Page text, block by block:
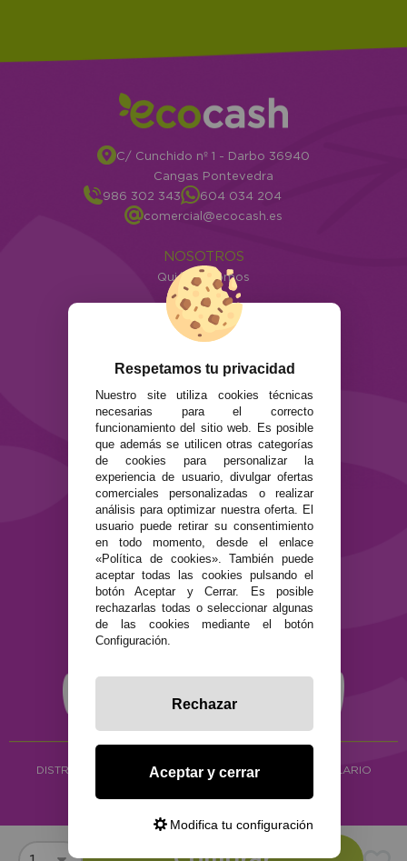
C/ Cunchido nº 1 - Darbo 36940
Cangas Pontevedra
986 302 343
604 034 204
comercial@ecocash.es
NOSOTROS
Quiénes somos
Info
ATENCIÓN AL CLIENTE
Formas de pago
Preguntas Frecuentes
Contacto
SEGURIDAD Y PRIVACIDAD
Términos y condiciones de uso
Política de privacidad
Política de cookies
DISTRIBUCIÓN ALIMENTACIÓN ECOLÓGICA Y HERBOLARIO
Respetamos tu privacidad
Nuestro site utiliza cookies técnicas
necesarias para el correcto
funcionamiento del sitio web. Es posible
que además se utilicen otras categorías
de cookies para personalizar la
experiencia de usuario, divulgar ofertas
comerciales personalizadas o realizar
análisis para optimizar nuestra oferta. El
usuario puede retirar su consentimiento
en todo momento, desde el enlace
«Política de cookies». También puede
aceptar todas las cookies pulsando el
botón Aceptar y Cerrar. Es posible
rechazarlas todas o seleccionar algunas
de las cookies mediante el botón
Configuración.
Rechazar
Aceptar y cerrar
Modifica tu configuración